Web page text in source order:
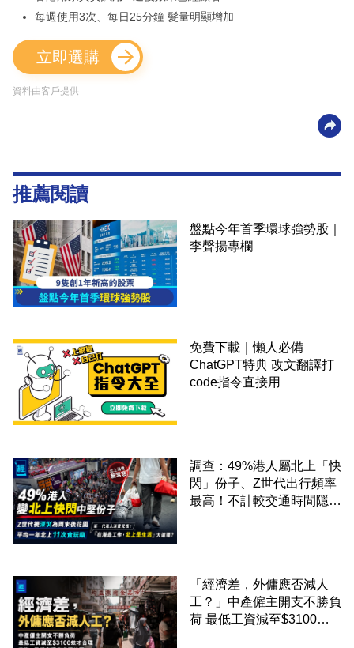
每週使用3次、每日25分鐘 髮量明顯增加
立即選購
資料由客戶提供
推薦閱讀
盤點今年首季環球強勢股｜
李聲揚專欄
免費下載｜懶人必備
ChatGPT特典 改文翻譯打
code指令直接用
調查：49%港人屬北上「快
閃」份子、Z世代出行頻率
最高！不計較交通時間隱形
「經濟差，外傭應否減人
工？」中產僱主開支不勝負
荷 最低工資減至$3100蚊